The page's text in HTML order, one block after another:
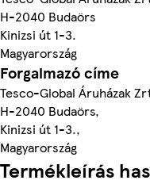
H-2040 Budaörs
Kinizsi út 1-3.
Magyarország
Forgalmazó címe
Tesco-Global Áruházak
H-2040 Budaörs,
Kinizsi út 1-3.,
Magyarország
Termékleírás